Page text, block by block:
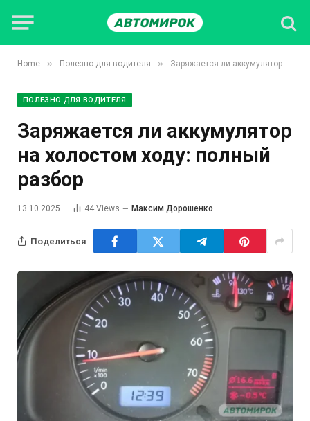
Home » Полезно для водителя » Заряжается ли аккумулятор на холостом ходу: полный разбор
ПОЛЕЗНО ДЛЯ ВОДИТЕЛЯ
Заряжается ли аккумулятор
на холостом ходу: полный
разбор
13.10.2025 44 Views Максим Дорошенко
Поделиться